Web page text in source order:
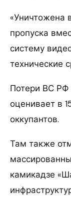
«Уничтожена
пропуска
систему
технические
Потери ВС РФ
оценивает в
оккупантов.
Там также
камикадзе